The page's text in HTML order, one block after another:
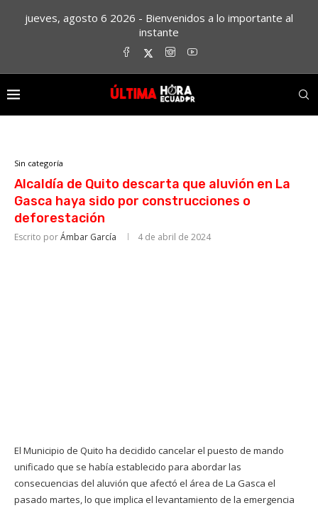
jueves, agosto 6 2026 - Bienvenidos a lo importante al
instante
Sin categoría
Alcaldía de Quito descarta que aluvión en La
Gasca haya sido por construcciones o
deforestación
Escrito porÁmbar García 4 de abril de 2024
El Municipio de Quito ha decidido cancelar el puesto de mando
unificado que se había establecido para abordar las
consecuencias del aluvión que afectó el área de La Gasca el
pasado martes, lo que implica el levantamiento de la emergencia